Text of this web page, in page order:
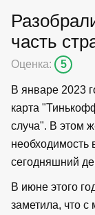
часть
Оценка: 5
В январе 2023
карта
случа". В этом
необходимость
сегодняшний
В июне этого
заметила, что